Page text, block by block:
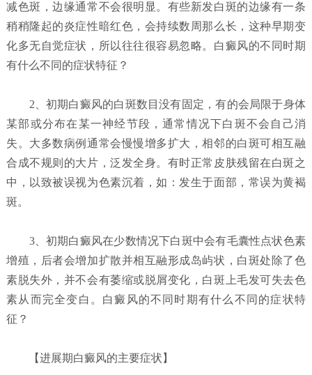
减色斑，边缘通常不会很明显。有些新发白斑的边缘有一条
稍稍隆起的炎症性暗红色，会持续数周那么长，这种早期变
化多无自觉症状，所以往往很容易忽略。白癜风的不同时期
有什么不同的症状特征？
2、初期白癜风的白斑数目没有固定，有的会局限于身体
某部或分布在某一神经节段，通常情况下白斑不会自己消
失。大多数病例通常会慢慢增多扩大，相邻的白斑可相互融
合成不规则的大片，泛发全身。有时正常皮肤残留在白斑之
中，以致被误视为色素沉着，如：发生于面部，常误为黄褐
斑。
3、初期白癜风在少数情况下白斑中会有毛囊性点状色素
增殖，后者会增加扩散并相互融形成岛屿状，白斑处除了色
素脱失外，并不会有萎缩或脱屑变化，白斑上毛发可失去色
素从而完全变白。白癜风的不同时期有什么不同的症状特
征？
【进展期白癜风的主要症状】